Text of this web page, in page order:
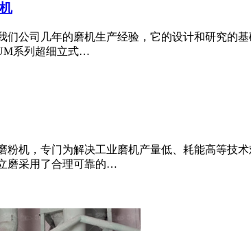
们公司几年的磨机生产经验，它的设计和研究的
系列超细立式…
粉机，专门为解决工业磨机产量低、耗能高等技
磨采用了合理可靠的…